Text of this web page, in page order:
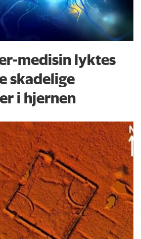
medisin lyktes
skadelige
i hjernen